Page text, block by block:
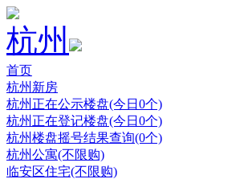
杭州
首页
杭州新房
杭州正在公示楼盘(今日0个)
杭州正在登记楼盘(今日0个)
杭州楼盘摇号结果查询(0个)
杭州公寓(不限购)
临安区住宅(不限购)